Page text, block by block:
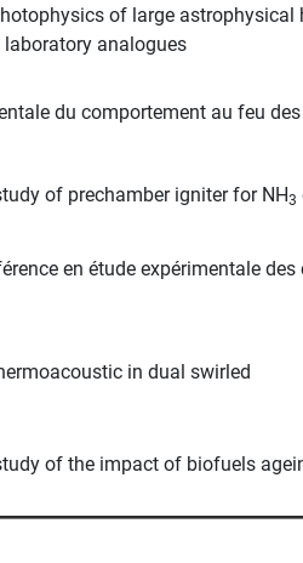
of large astrophysical
analogues
du comportement au feu
of prechamber igniter for NH3
en étude expérimentale
in dual swirled
of the impact of biofuels